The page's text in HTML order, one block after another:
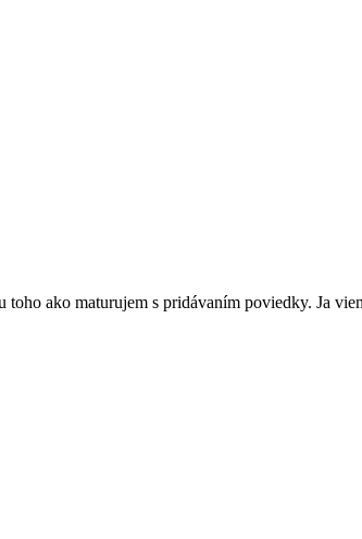
ako maturujem s pridávaním poviedky. Ja